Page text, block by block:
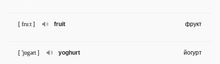
fruit
[ fru:t ] фрукт
yoghurt
[ 'jɒgərt ] йогурт